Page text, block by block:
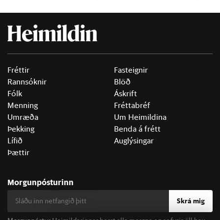
Fréttir
Rannsóknir
Fólk
Menning
Umræða
Þekking
Lífið
Þættir
Fasteignir
Blöð
Áskrift
Fréttabréf
Um Heimildina
Benda á frétt
Auglýsingar
Morgunpósturinn
Skrá mig